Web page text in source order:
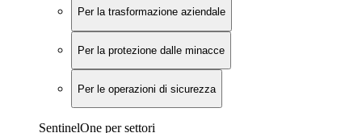
Per la trasformazione aziendale
Per la protezione dalle minacce
Per le operazioni di sicurezza
SentinelOne per settori